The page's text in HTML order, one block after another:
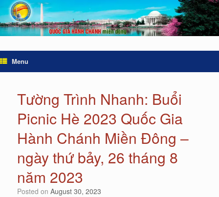
Menu
Tường Trình Nhanh: Buổi
Picnic Hè 2023 Quốc Gia
Hành Chánh Miền Đông –
ngày thứ bảy, 26 tháng 8
năm 2023
Posted on August 30, 2023